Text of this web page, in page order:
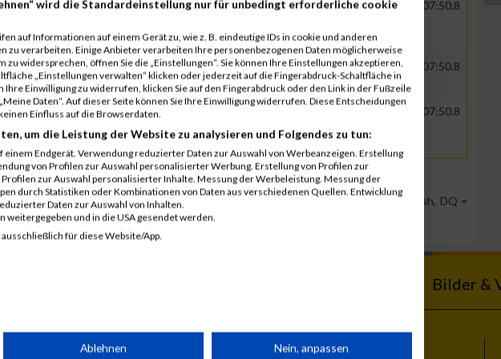
Drobionka 0000 GER
expert Warenvertrieb
00:50:12.8 01:07:50.8
Drobionka 0000 GER
expert Warenvertrieb
GmbH
00:50:12.8 01:07:50.8
Drobionka 0000 GER
expert Warenvertrieb
GmbH
00:50:12.8 01:07:50.8
Position, TPos = Team Position, DNS = Did not start, DNF = Did not finish, DQ =
Bilder &
wird die Standardeinstellung nur für unbedingt erforderliche cookie
auf Informationen auf einem Gerät zu, wie z. B. eindeutige IDs in cookie und anderen
zu verarbeiten. Einige Anbieter verarbeiten Ihre personenbezogenen Daten möglicherweise
widersprechen, öffnen Sie die „Einstellungen“. Sie können Ihre Einstellungen akzeptieren,
„Einstellungen verwalten“ klicken oder jederzeit auf die Fingerabdruck-Schaltfläche in
Einwilligung zu widerrufen, klicken Sie auf den Fingerabdruck oder den Link in der Fußzeile
Daten“. Auf dieser Seite können Sie Ihre Einwilligung widerrufen. Diese Entscheidungen
Einfluss auf die Browserdaten.
um die Leistung der Website zu analysieren und Folgendes zu tun:
Endgerät. Verwendung reduzierter Daten zur Auswahl von Werbeanzeigen. Erstellung
von Profilen zur Auswahl personalisierter Werbung. Erstellung von Profilen zur
zur Auswahl personalisierter Inhalte. Messung der Werbeleistung. Messung der
durch Statistiken oder Kombinationen von Daten aus verschiedenen Quellen. Entwicklung
Daten zur Auswahl von Inhalten.
weitergegeben und in die USA gesendet werden.
für diese Website/App.
auf einem Endgerät
Ablehnen Nein, anpassen